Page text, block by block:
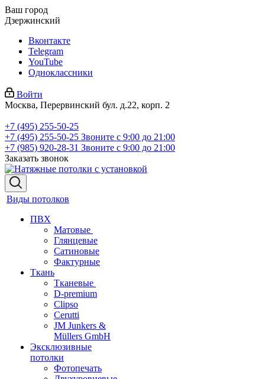
Ваш город
Дзержинский
Вконтакте
Telegram
YouTube
Одноклассники
Войти
Москва, Перервинский бул. д.22, корп. 2
+7 (495) 255-50-25
+7 (495) 255-50-25 Звоните с 9:00 до 21:00
+7 (985) 920-28-31 Звоните с 9:00 до 21:00
Заказать звонок
Виды потолков
ПВХ
Матовые
Глянцевые
Сатиновые
Фактурные
Ткань
Тканевые
D-premium
Clipso
Cerutti
JM Junkers &
Müllers GmbH
Эксклюзивные
потолки
Фотопечать